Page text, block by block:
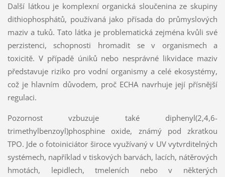
Další látkou je komplexní organická sloučenina ze skupiny
dithiophosphátů, používaná jako přísada do průmyslových
maziv a tuků. Tato látka je problematická zejména kvůli své
perzistenci, schopnosti hromadit se v organismech a
toxicitě. V případě úniků nebo nesprávné likvidace maziv
představuje riziko pro vodní organismy a celé ekosystémy,
což je hlavním důvodem, proč ECHA navrhuje její přísnější
regulaci.
Pozornost vzbuzuje také diphenyl(2,4,6-
trimethylbenzoyl)phosphine oxide, známý pod zkratkou
TPO. Jde o fotoiniciátor široce využívaný v UV vytvrditelných
systémech, například v tiskových barvách, lacích, nátěrových
hmotách, lepidlech, tmeleních nebo v některých